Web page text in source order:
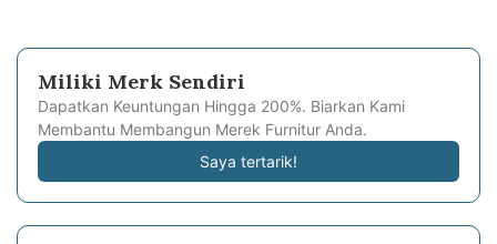
Miliki Merk Sendiri
Dapatkan Keuntungan Hingga 200%. Biarkan Kami
Membantu Membangun Merek Furnitur Anda.
Saya tertarik!